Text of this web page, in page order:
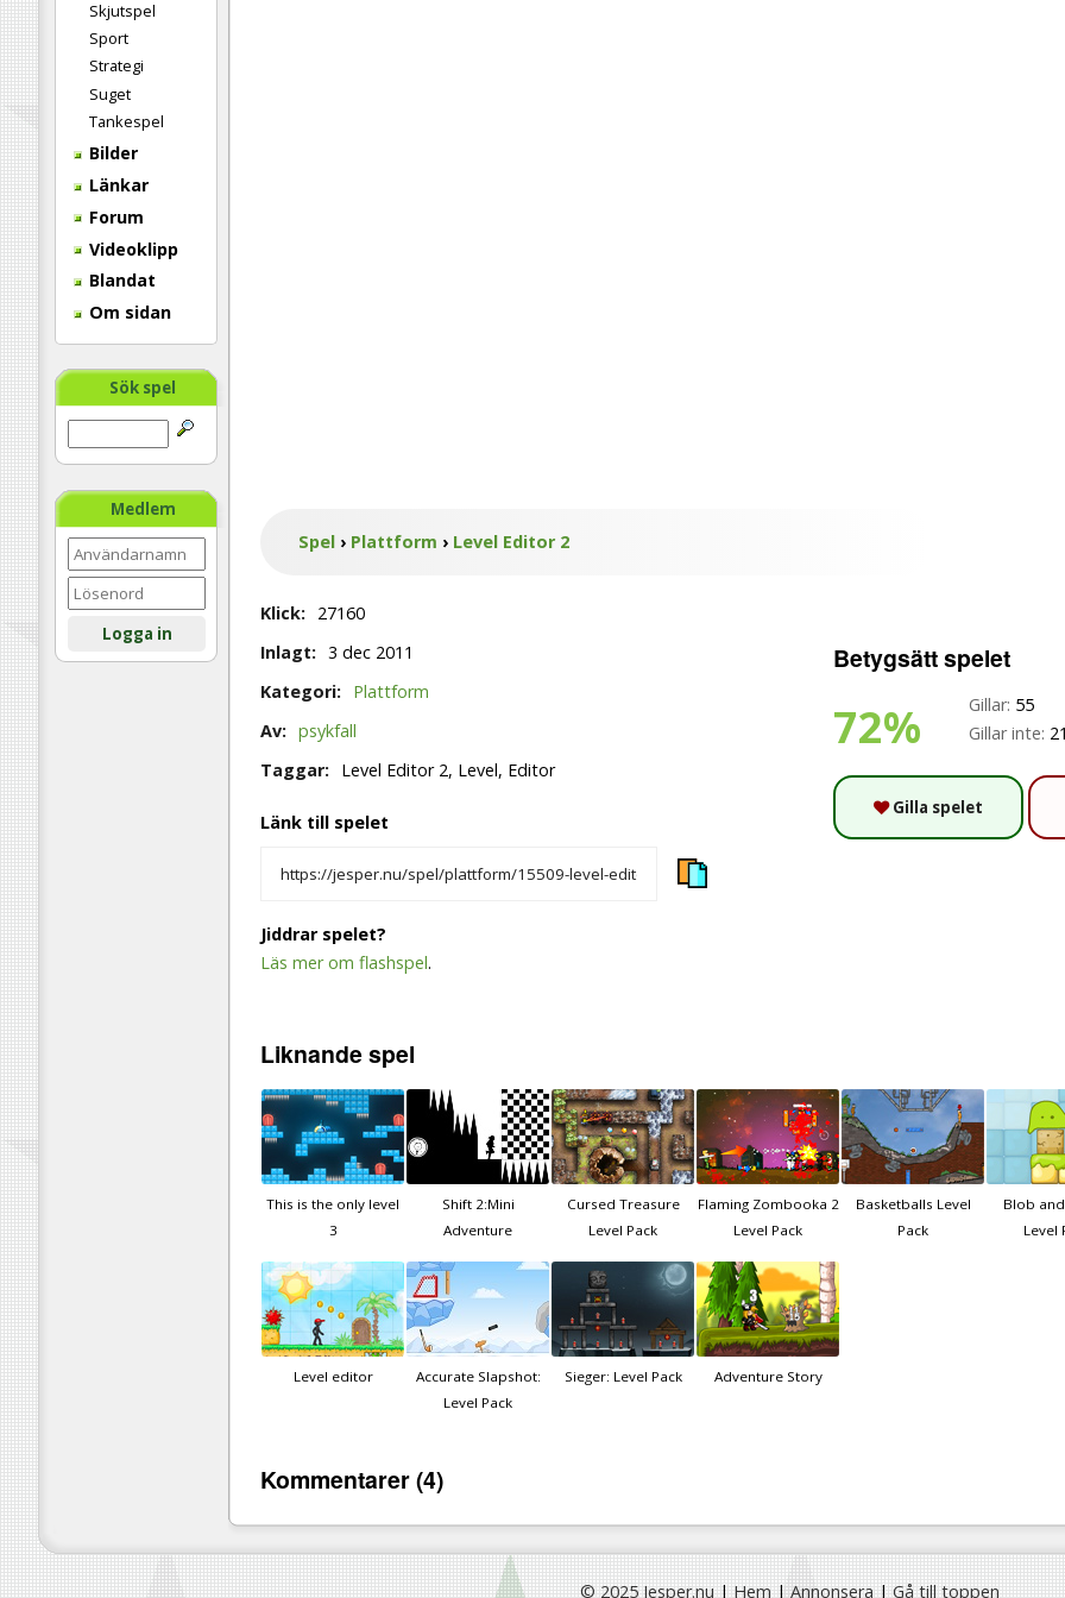
Skjutspel
Sport
Strategi
Suget
Tankespel
Bilder
Länkar
Forum
Videoklipp
Blandat
Om sidan
Sök spel
Medlem
Logga in
Spel › Plattform › Level Editor 2
Betygsätt spelet
72% Gillar: 55
Gillar inte: 21
Gilla spelet
Klick:
27160
Inlagt: 3 dec 2011
Kategori:
Plattform
Av: psykfall
Taggar:
Level Editor 2, Level, Editor
Länk till spelet
Jiddrar spelet?
Läs mer om flashspel.
Liknandespel
This is the only level
3
Shift 2:Mini
Adventure
Cursed Treasure
Level Pack
Flaming Zombooka 2
Level Pack
Basketballs Level
Pack
Blob
Level
Level editor
Accurate Slapshot:
Level Pack
Sieger: Level Pack Adventure Story
Kommentarer (4)
© 2025 Jesper.nu|Hem|Annonsera|Gå till toppen